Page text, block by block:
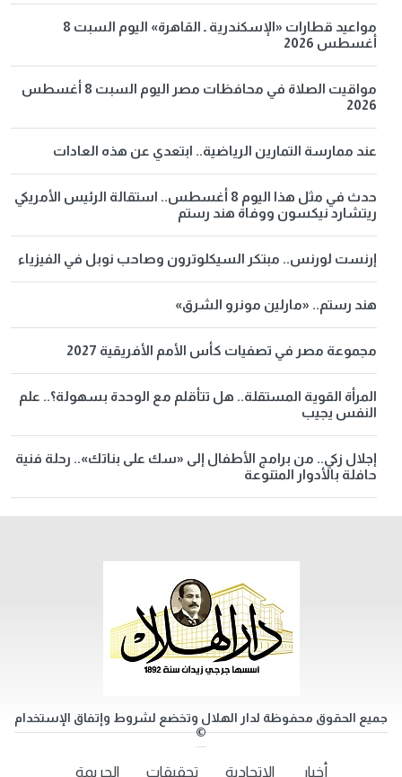
مواعيد قطارات «الإسكندرية ـ القاهرة» اليوم السبت 8
أغسطس 2026
مواقيت الصلاة في محافظات مصر اليوم السبت 8 أغسطس
2026
عند ممارسة التمارين الرياضية.. ابتعدي عن هذه العادات
حدث في مثل هذا اليوم 8 أغسطس.. استقالة الرئيس الأمريكي
ريتشارد نيكسون ووفاة هند رستم
إرنست لورنس.. مبتكر السيكلوترون وصاحب نوبل في الفيزياء
هند رستم.. «مارلين مونرو الشرق»
مجموعة مصر في تصفيات كأس الأمم الأفريقية 2027
المرأة القوية المستقلة.. هل تتأقلم مع الوحدة بسهولة؟.. علم
النفس يجيب
إجلال زكي.. من برامج الأطفال إلى «سك على بناتك».. رحلة فنية
حافلة بالأدوار المتنوعة
جميع الحقوق محفوظة لدار الهلال وتخضع لشروط وإتفاق الإستخدام
©
أخبار الاتحادية تحقيقات الجريمة